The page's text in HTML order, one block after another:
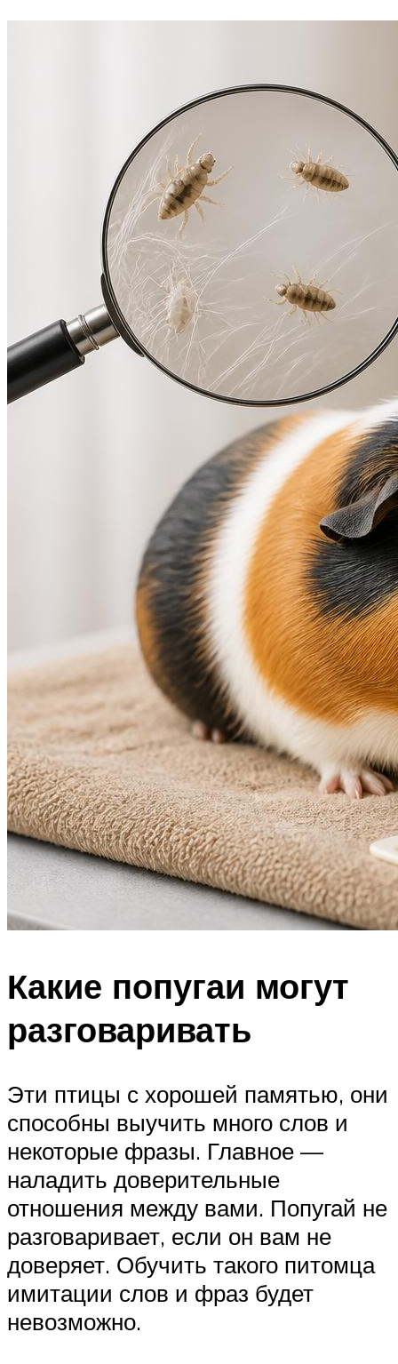
Какие попугаи могут
разговаривать
Эти птицы с хорошей памятью, они
способны выучить много слов и
некоторые фразы. Главное —
наладить доверительные
отношения между вами. Попугай не
разговаривает, если он вам не
доверяет. Обучить такого питомца
имитации слов и фраз будет
невозможно.